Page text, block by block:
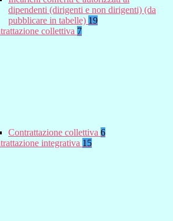
dipendenti (dirigenti e non dirigenti) (da
pubblicare in tabelle) 19
collettiva 7
Contrattazione collettiva 6
integrativa 15